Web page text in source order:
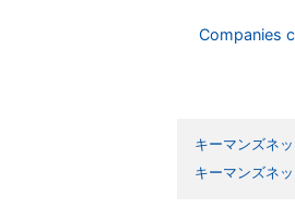
Companies
キーマンズネッ
キーマンズネッ